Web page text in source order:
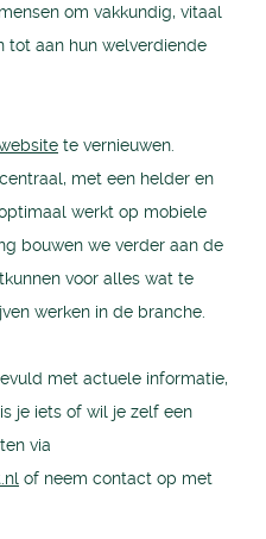
om vakkundig, vitaal
tot aan hun welverdiende
te vernieuwen.
met een helder en
werkt op mobiele
bouwen we verder aan de
voor alles wat te
werken in de branche.
met actuele informatie,
je iets of wil je zelf een
via
of neem contact op met